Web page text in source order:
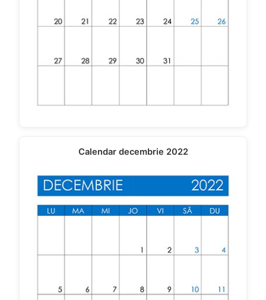
Calendar decembrie 2022